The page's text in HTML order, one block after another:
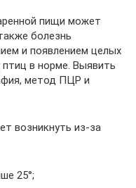
пищи может
болезнь
и появлением целых
птиц в норме. Выявить
метод ПЦР и
возникнуть из-за
25°;